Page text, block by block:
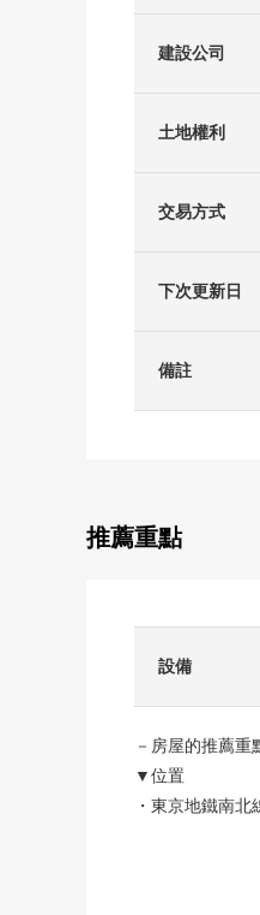
建設公司
土地權利
交易方式
下次更新日
備註
推薦重點
設備
－房屋的推薦重
▼位置
・東京地鐵南